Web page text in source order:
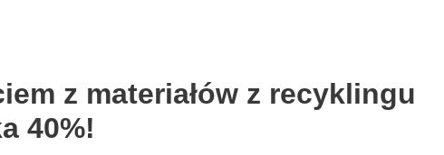
z materiałów z recyklingu
40%!